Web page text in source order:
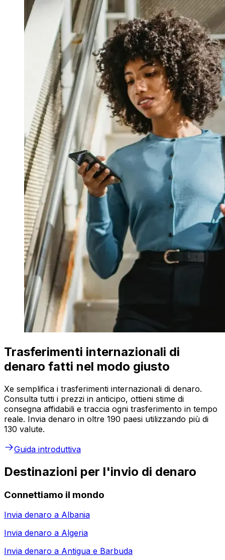
Trasferimenti internazionali di
denaro fatti nel modo giusto
Xe semplifica i trasferimenti internazionali di denaro.
Consulta tutti i prezzi in anticipo, ottieni stime di
consegna affidabili e traccia ogni trasferimento in tempo
reale. Invia denaro in oltre 190 paesi utilizzando più di
130 valute.
Guida introduttiva
Destinazioni per l'invio di denaro
Connettiamo il mondo
Invia denaro a Albania
Invia denaro a Algeria
Invia denaro a Antigua e Barbuda